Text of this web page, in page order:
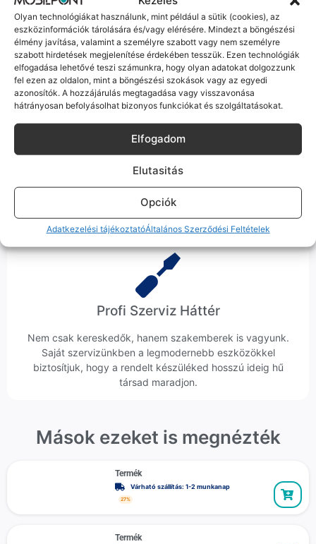
Olyan technológiákat használunk, mint például a sütik (cookies), az
eszközinformációk tárolására és/vagy elérésére. Mindezt a böngészési
élmény javítása, valamint a személyre szabott vagy nem személyre
szabott hirdetések megjelenítése érdekében tesszük. Ezen technológiák
elfogadása lehetővé teszi számunkra, hogy olyan adatokat dolgozzunk
fel ezen az oldalon, mint a böngészési szokások vagy az egyedi
azonosítók. A hozzájárulás megtagadása vagy visszavonása
hátrányosan befolyásolhat bizonyos funkciókat és szolgáltatásokat.
Elfogadom
Elutasitás
Opciók
Adatkezelési tájékoztatóÁltalános Szerződési Feltételek
Hibázni emberi dolog, de a felelősségvállalás nálunk alap.
Ha ritkán előfordul egy hiba, nem kifogásokat keresünk,
hanem megoldást. Szakértő kollégáink azonnal kézbe
veszik az ügyedet.
Ingyenes Futár & Szerviz
Ha messze laksz, mi megyünk a készülékért. Garanciális
probléma esetén küldjük a futárt, bevizsgáljuk a telefont, és
javítva vagy cserélve küldjük vissza – neked ez 0 Ft
költséggel jár.
Profi Szerviz Háttér
Nem csak kereskedők, hanem szakemberek is vagyunk.
Saját szervizünkben a legmodernebb eszközökkel
biztosítjuk, hogy a rendelt készüléked hosszú ideig hű
társad maradjon.
Mások ezeket is megnézték
Termék
Várható szállítás: 1-2 munkanap
27%
Termék